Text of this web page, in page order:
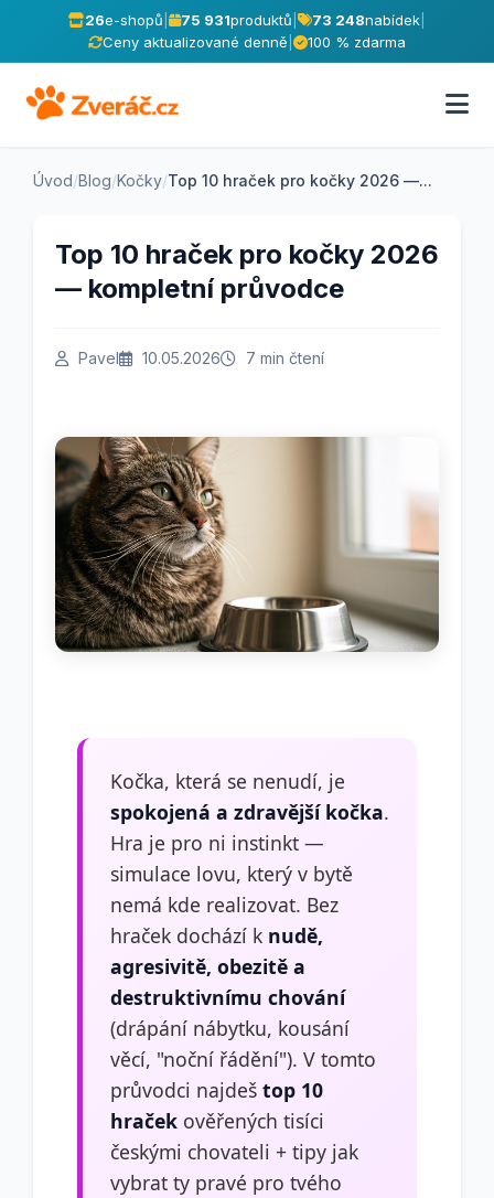
26e-shopů 75 931produktů 73 248nabídek
Ceny aktualizované denně
100 % zdarma
Úvod/Blog/Kočky/Top 10 hraček pro kočky 2026 —...
Top 10 hraček pro kočky 2026
— kompletní průvodce
Pavel 10.05.2026 7 min čtení
Kočka, která se nenudí, je
spokojená a zdravější kočka.
Hra je pro ni instinkt —
simulace lovu, který v bytě
nemá kde realizovat. Bez
hraček dochází k nudě,
agresivitě, obezitě a
destruktivnímu chování
(drápání nábytku, kousání
věcí, "noční řádění"). V tomto
průvodci najdeš top 10
hraček ověřených tisíci
českými chovateli + tipy jak
vybrat ty pravé pro tvého